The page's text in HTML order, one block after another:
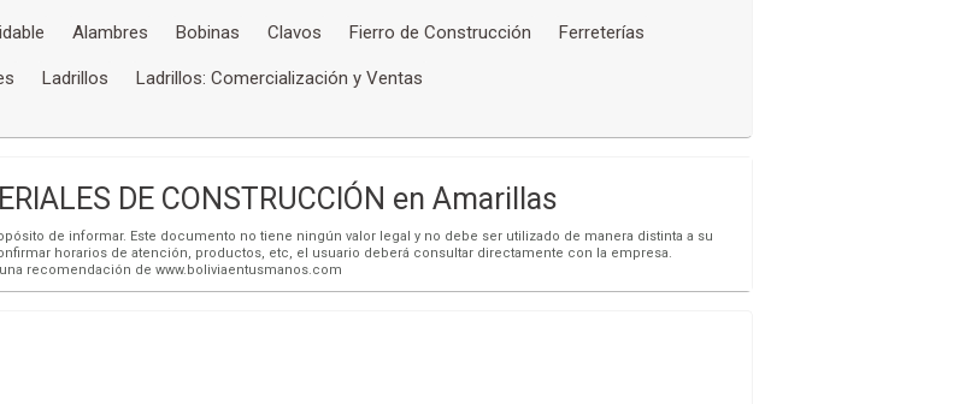
Alambres Bobinas Clavos Fierro de Construcción Ferreterías
Ladrillos Ladrillos: Comercialización y Ventas
DE CONSTRUCCIÓN en Amarillas
de informar. Este documento no tiene ningún valor legal y no debe ser utilizado de manera distinta a su
horarios de atención, productos, etc, el usuario deberá consultar directamente con la empresa.
una recomendación de www.boliviaentusmanos.com